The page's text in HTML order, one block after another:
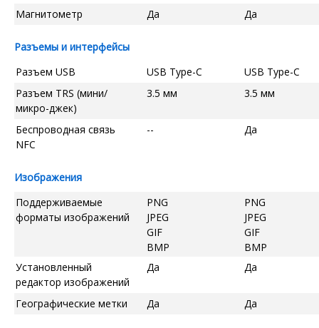
Магнитометр Да Да
Разъемы и интерфейсы
Разъем USB
USB Type-C
USB Type-C
Разъем TRS (мини/
микро-джек)
3.5 мм 3.5 мм
Беспроводная связь
NFC
-- Да
Изображения
Поддерживаемые
форматы изображений
PNG
JPEG
GIF
BMP
PNG
JPEG
GIF
BMP
Установленный
редактор изображений
Да Да
Географические метки Да Да